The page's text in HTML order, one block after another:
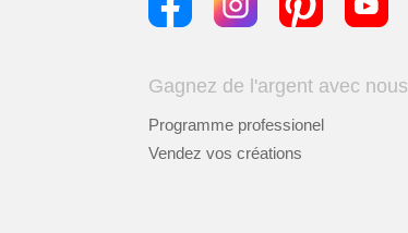
Gagnez de l'argent avec nous
Programme professionel
Vendez vos créations